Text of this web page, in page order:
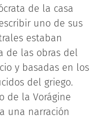
de la casa
uno de sus
estaban
de las obras del
y basadas en los
del griego.
de la Vorágine
una narración